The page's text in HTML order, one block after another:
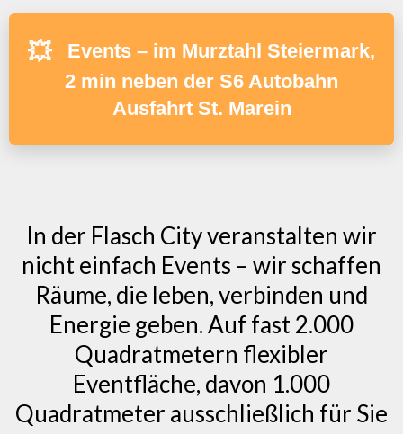
💥
Events – im Murztahl Steiermark,
2 min neben der S6 Autobahn
Ausfahrt St. Marein
In der Flasch City veranstalten wir
nicht einfach Events – wir schaffen
Räume, die leben, verbinden und
Energie geben. Auf fast 2.000
Quadratmetern flexibler
Eventfläche, davon 1.000
Quadratmeter ausschließlich für Sie